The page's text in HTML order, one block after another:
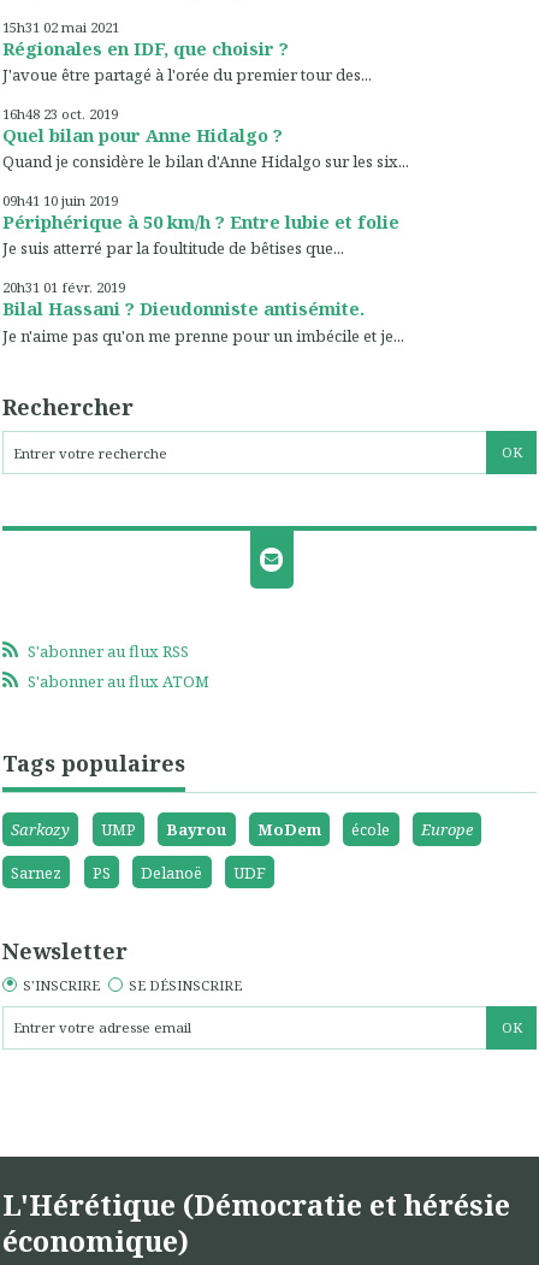
15h31 02 mai 2021
Régionales en IDF, que choisir ?
J'avoue être partagé à l'orée du premier tour des...
16h48 23 oct. 2019
Quel bilan pour Anne Hidalgo ?
Quand je considère le bilan d'Anne Hidalgo sur les six...
09h41 10 juin 2019
Périphérique à 50 km/h ? Entre lubie et folie
Je suis atterré par la foultitude de bêtises que...
20h31 01 févr. 2019
Bilal Hassani ? Dieudonniste antisémite.
Je n'aime pas qu'on me prenne pour un imbécile et je...
Rechercher
S'abonner au flux RSS
S'abonner au flux ATOM
Tags populaires
Sarkozy UMP Bayrou MoDem école
Europe
Sarnez
PS Delanoë UDF
Newsletter
S'INSCRIRE SE DÉSINSCRIRE
L'Hérétique (Démocratie et hérésie
économique)